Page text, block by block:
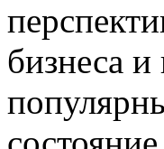
бизнеса